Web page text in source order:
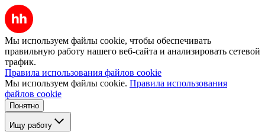
Мы используем файлы cookie, чтобы обеспечивать
правильную работу нашего веб-сайта и анализировать сетевой
трафик.
Правила использования файлов cookie
Мы используем файлы cookie. Правила использования
файлов cookie
Понятно
Ищу работу